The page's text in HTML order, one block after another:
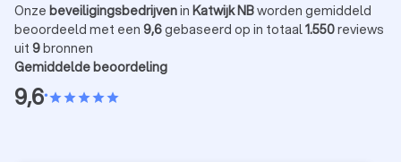
Onze beveiligingsbedrijvenin Katwijk NBworden gemiddeld
beoordeeld met een 9,6gebaseerd op in totaal1.550reviews
uit 9bronnen
Gemiddelde beoordeling
9,6•starstarstarstarstar